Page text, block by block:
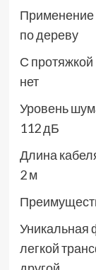
Применение
по дереву
С протяжкой
нет
Уровень
112 дБ
Длина
2 м
Уникальная
легкой